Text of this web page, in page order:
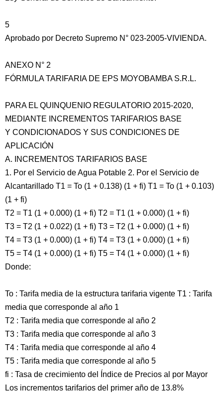
5
Aprobado por Decreto Supremo N° 023-2005-VIVIENDA.
ANEXO N° 2
FÓRMULA TARIFARIA DE EPS MOYOBAMBA S.R.L.
PARA EL QUINQUENIO REGULATORIO 2015-2020,
MEDIANTE INCREMENTOS TARIFARIOS BASE
Y CONDICIONADOS Y SUS CONDICIONES DE
APLICACIÓN
A. INCREMENTOS TARIFARIOS BASE
1. Por el Servicio de Agua Potable 2. Por el Servicio de
Alcantarillado T1 = To (1 + 0.138) (1 + fi) T1 = To (1 + 0.103)
(1 + fi)
T2 = T1 (1 + 0.000) (1 + fi) T2 = T1 (1 + 0.000) (1 + fi)
T3 = T2 (1 + 0.022) (1 + fi) T3 = T2 (1 + 0.000) (1 + fi)
T4 = T3 (1 + 0.000) (1 + fi) T4 = T3 (1 + 0.000) (1 + fi)
T5 = T4 (1 + 0.000) (1 + fi) T5 = T4 (1 + 0.000) (1 + fi)
Donde:
To : Tarifa media de la estructura tarifaria vigente T1 : Tarifa
media que corresponde al año 1
T2 : Tarifa media que corresponde al año 2
T3 : Tarifa media que corresponde al año 3
T4 : Tarifa media que corresponde al año 4
T5 : Tarifa media que corresponde al año 5
fi : Tasa de crecimiento del Índice de Precios al por Mayor
Los incrementos tarifarios del primer año de 13.8%